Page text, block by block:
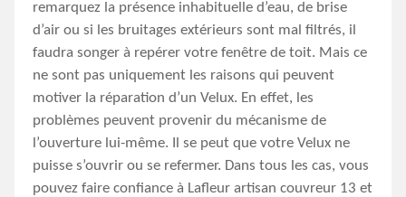
remarquez la présence inhabituelle d’eau, de brise
d’air ou si les bruitages extérieurs sont mal filtrés, il
faudra songer à repérer votre fenêtre de toit. Mais ce
ne sont pas uniquement les raisons qui peuvent
motiver la réparation d’un Velux. En effet, les
problèmes peuvent provenir du mécanisme de
l’ouverture lui-même. Il se peut que votre Velux ne
puisse s’ouvrir ou se refermer. Dans tous les cas, vous
pouvez faire confiance à Lafleur artisan couvreur 13 et